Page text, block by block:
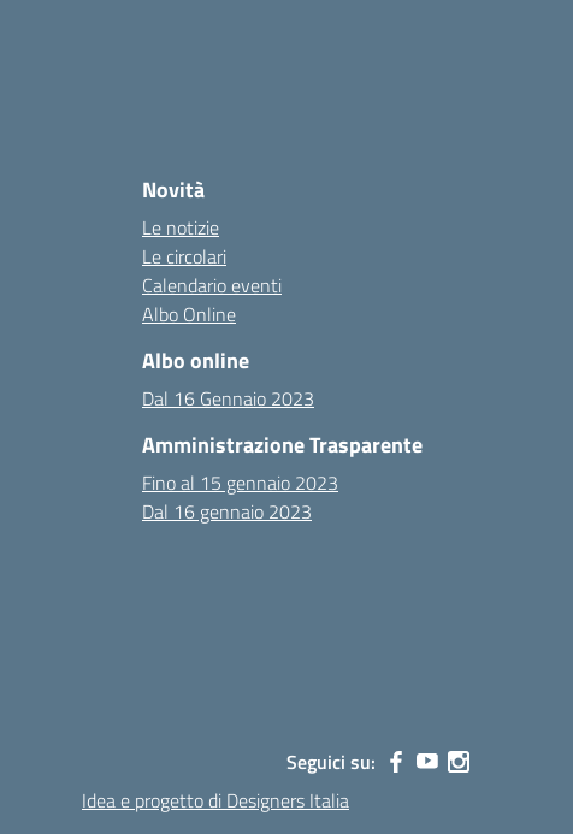
Novità
Le notizie
Le circolari
Calendario eventi
Albo Online
Albo online
Dal 16 Gennaio 2023
Amministrazione Trasparente
Fino al 15 gennaio 2023
Dal 16 gennaio 2023
Seguici su:
Idea e progetto di Designers Italia